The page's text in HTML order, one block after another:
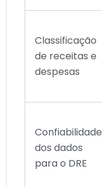
Classificação
de receitas e
despesas
Confiabilidade
dos dados
para o DRE